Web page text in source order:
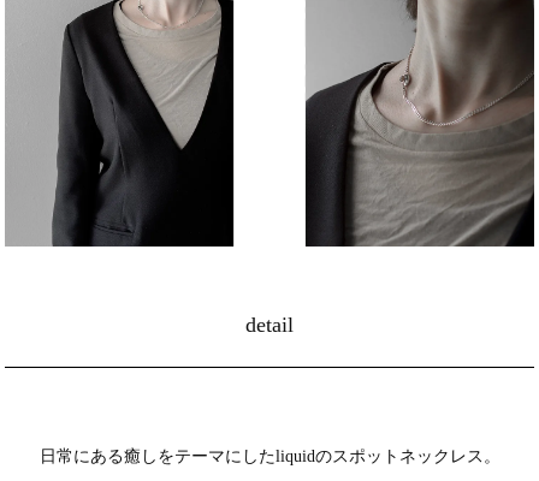
detail
日常にある癒しをテーマにしたliquidのスポットネックレス。